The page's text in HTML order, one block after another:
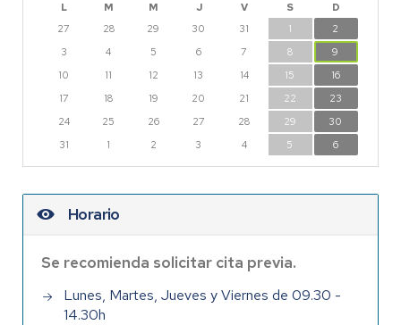
L M M J V S
D
27
28 29 30 31 1
2
3
4 5 6 7 8
9
10
11 12 13 14 15
16
17
18 19 20 21 22
23
24
25 26 27 28 29
30
31
1 2 3 4 5 6
Horario
Se recomienda solicitar cita previa.
Lunes, Martes, Jueves y Viernes de 09.30 -
14.30h